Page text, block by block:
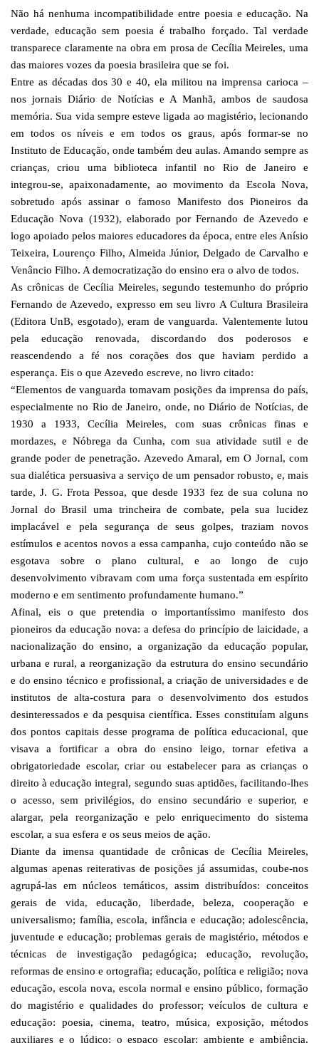
Não há nenhuma incompatibilidade entre poesia e educação. Na
verdade, educação sem poesia é trabalho forçado. Tal verdade
transparece claramente na obra em prosa de Cecília Meireles, uma
das maiores vozes da poesia brasileira que se foi.
Entre as décadas dos 30 e 40, ela militou na imprensa carioca –
nos jornais Diário de Notícias e A Manhã, ambos de saudosa
memória. Sua vida sempre esteve ligada ao magistério, lecionando
em todos os níveis e em todos os graus, após formar-se no
Instituto de Educação, onde também deu aulas. Amando sempre as
crianças, criou uma biblioteca infantil no Rio de Janeiro e
integrou-se, apaixonadamente, ao movimento da Escola Nova,
sobretudo após assinar o famoso Manifesto dos Pioneiros da
Educação Nova (1932), elaborado por Fernando de Azevedo e
logo apoiado pelos maiores educadores da época, entre eles Anísio
Teixeira, Lourenço Filho, Almeida Júnior, Delgado de Carvalho e
Venâncio Filho. A democratização do ensino era o alvo de todos.
As crônicas de Cecília Meireles, segundo testemunho do próprio
Fernando de Azevedo, expresso em seu livro A Cultura Brasileira
(Editora UnB, esgotado), eram de vanguarda. Valentemente lutou
pela educação renovada, discordando dos poderosos e
reascendendo a fé nos corações dos que haviam perdido a
esperança. Eis o que Azevedo escreve, no livro citado:
“Elementos de vanguarda tomavam posições da imprensa do país,
especialmente no Rio de Janeiro, onde, no Diário de Notícias, de
1930 a 1933, Cecília Meireles, com suas crônicas finas e
mordazes, e Nóbrega da Cunha, com sua atividade sutil e de
grande poder de penetração. Azevedo Amaral, em O Jornal, com
sua dialética persuasiva a serviço de um pensador robusto, e, mais
tarde, J. G. Frota Pessoa, que desde 1933 fez de sua coluna no
Jornal do Brasil uma trincheira de combate, pela sua lucidez
implacável e pela segurança de seus golpes, traziam novos
estímulos e acentos novos a essa campanha, cujo conteúdo não se
esgotava sobre o plano cultural, e ao longo de cujo
desenvolvimento vibravam com uma força sustentada em espírito
moderno e em sentimento profundamente humano.”
Afinal, eis o que pretendia o importantíssimo manifesto dos
pioneiros da educação nova: a defesa do princípio de laicidade, a
nacionalização do ensino, a organização da educação popular,
urbana e rural, a reorganização da estrutura do ensino secundário
e do ensino técnico e profissional, a criação de universidades e de
institutos de alta-costura para o desenvolvimento dos estudos
desinteressados e da pesquisa científica. Esses constituíam alguns
dos pontos capitais desse programa de política educacional, que
visava a fortificar a obra do ensino leigo, tornar efetiva a
obrigatoriedade escolar, criar ou estabelecer para as crianças o
direito à educação integral, segundo suas aptidões, facilitando-lhes
o acesso, sem privilégios, do ensino secundário e superior, e
alargar, pela reorganização e pelo enriquecimento do sistema
escolar, a sua esfera e os seus meios de ação.
Diante da imensa quantidade de crônicas de Cecília Meireles,
algumas apenas reiterativas de posições já assumidas, coube-nos
agrupá-las em núcleos temáticos, assim distribuídos: conceitos
gerais de vida, educação, liberdade, beleza, cooperação e
universalismo; família, escola, infância e educação; adolescência,
juventude e educação; problemas gerais de magistério, métodos e
técnicas de investigação pedagógica; educação, revolução,
reformas de ensino e ortografia; educação, política e religião; nova
educação, escola nova, escola normal e ensino público, formação
do magistério e qualidades do professor; veículos de cultura e
educação: poesia, cinema, teatro, música, exposição, métodos
auxiliares e o lúdico; o espaço escolar: ambiente e ambiência,